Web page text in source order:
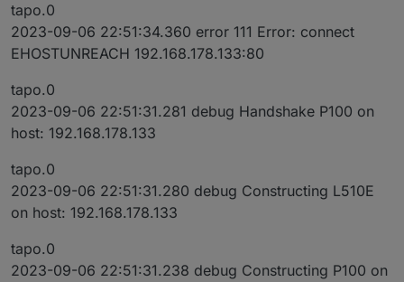
tapo.0
2023-09-06 22:51:34.360 error 111 Error: connect
EHOSTUNREACH 192.168.178.133:80
tapo.0
2023-09-06 22:51:31.281 debug Handshake P100 on
host: 192.168.178.133
tapo.0
2023-09-06 22:51:31.280 debug Constructing L510E
on host: 192.168.178.133
tapo.0
2023-09-06 22:51:31.238 debug Constructing P100 on